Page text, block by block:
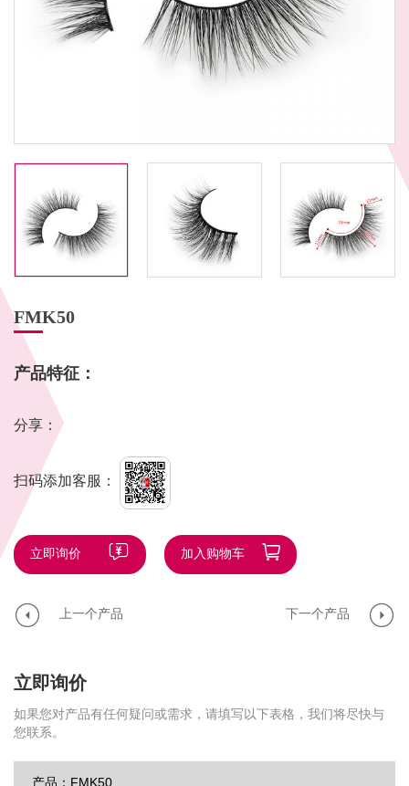
FMK50
产品特征：
分享：
扫码添加客服：
立即询价 加入购物车
上一个产品 下一个产品
立即询价
如果您对产品有任何疑问或需求，请填写以下表格，我们将尽快与
您联系。